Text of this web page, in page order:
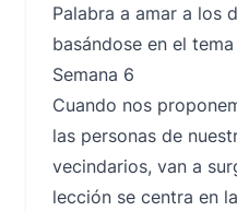
Palabra a amar a los
basándose en el
Semana 6
Cuando nos
las personas de
vecindarios, van a
lección se centra en